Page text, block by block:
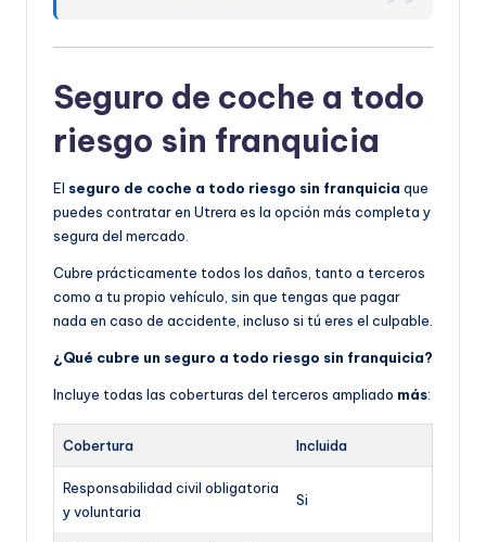
Seguro de coche a todo
riesgo sin franquicia
El seguro de coche a todo riesgo sin franquicia que
puedes contratar en Utrera es la opción más completa y
segura del mercado.
Cubre prácticamente todos los daños, tanto a terceros
como a tu propio vehículo, sin que tengas que pagar
nada en caso de accidente, incluso si tú eres el culpable.
¿Qué cubre un seguro a todo riesgo sin franquicia?
Incluye todas las coberturas del terceros ampliado más:
Cobertura Incluida
Responsabilidad civil obligatoria
y voluntaria
Si